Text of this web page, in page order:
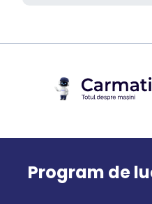
Program de